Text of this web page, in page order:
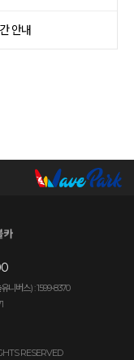
안내
니버스) : 1599-8370
RESERVED